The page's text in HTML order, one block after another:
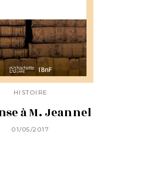
HISTOIRE
à M. Jeannel
01/05/2017